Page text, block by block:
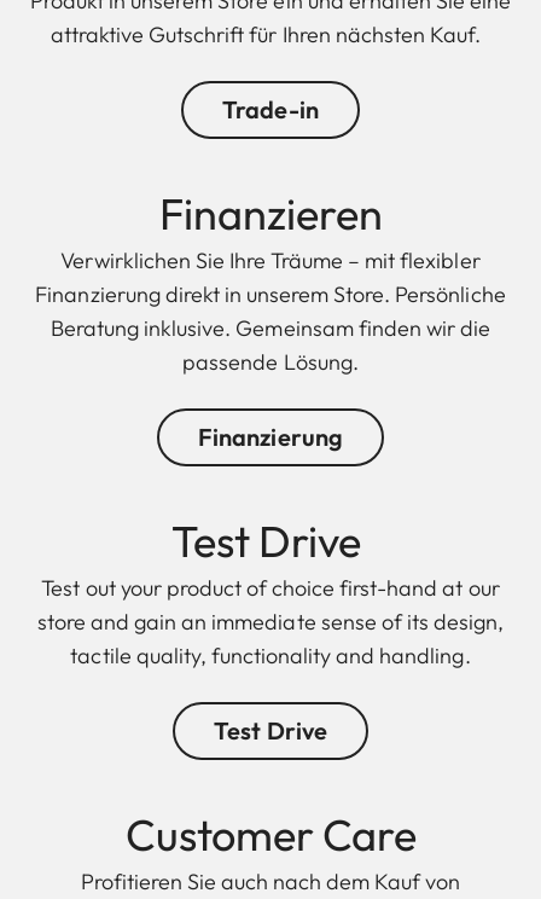
attraktive Gutschrift für Ihren nächsten Kauf.
Trade-in
Finanzieren
Verwirklichen Sie Ihre Träume – mit flexibler
Finanzierung direkt in unserem Store. Persönliche
Beratung inklusive. Gemeinsam finden wir die
passende Lösung.
Finanzierung
Test Drive
Test out your product of choice first-hand at our
store and gain an immediate sense of its design,
tactile quality, functionality and handling.
Test Drive
Customer Care
Profitieren Sie auch nach dem Kauf von